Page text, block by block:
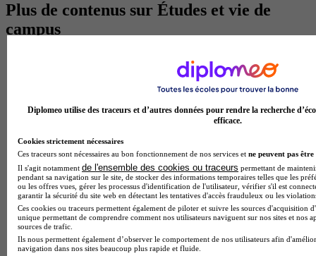
Plus de contenus sur Études et vie de
campus
Quelles études pour devenir juge ?
Diplomeo utilise des traceurs et d’autres données pour rendre la recherche
efficace.
Cookies strictement nécessaires
Ces traceurs sont nécessaires au bon fonctionnement de nos services et ne peuvent pas être
Il s'agit notamment de l'ensemble des cookies ou traceurs permettant de
pendant sa navigation sur le site, de stocker des informations temporaires telles que les
ou les offres vues, gérer les processus d'identification de l'utilisateur, vérifier s'il est
garantir la sécurité du site web en détectant les tentatives d'accès frauduleux ou les
Ces cookies ou traceurs permettent également de piloter et suivre les sources d'acquisition
unique permettant de comprendre comment nos utilisateurs naviguent sur nos sites et nos
sources de trafic.
Ils nous permettent également d’observer le comportement de nos utilisateurs afin
navigation dans nos sites beaucoup plus rapide et fluide.